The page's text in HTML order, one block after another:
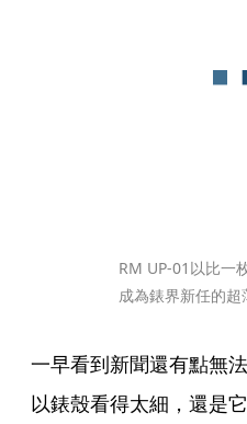
RM UP-01以比一
成為錶界新任的超
一早看到新聞還有點無
以錶殼看得太細，還是